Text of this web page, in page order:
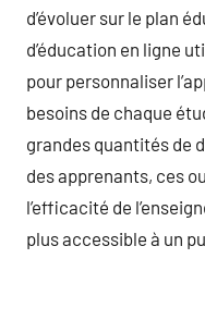
d’évoluer sur le plan
d’éducation en ligne
pour personnaliser
besoins de chaque
grandes quantités de
des apprenants, ces
l’efficacité de
plus accessible à un